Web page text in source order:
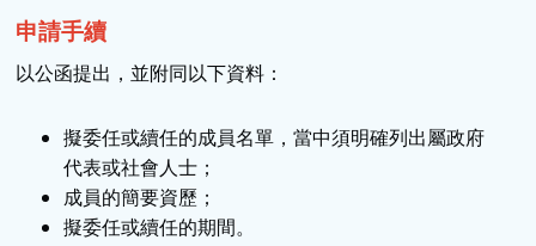
申請手續
以公函提出，並附同以下資料：
擬委任或續任的成員名單，當中須明確列出屬政府
代表或社會人士；
成員的簡要資歷；
擬委任或續任的期間。